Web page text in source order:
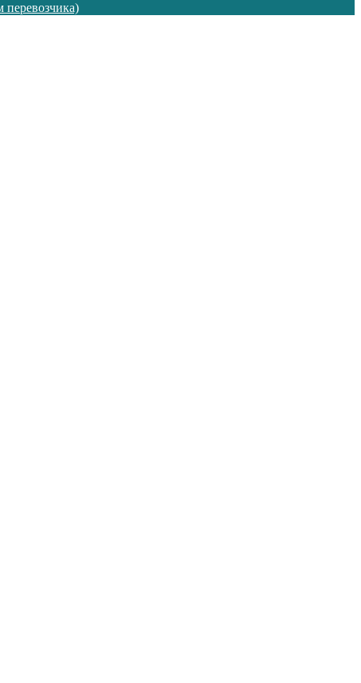
перевозчика)